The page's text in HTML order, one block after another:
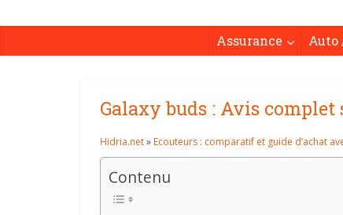
Assurance Auto
Galaxy buds : Avis complet
Hidria.net» Ecouteurs : comparatif et guide d’achat
Contenu